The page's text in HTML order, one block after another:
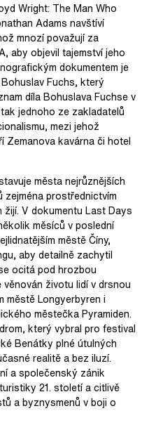
Wright: The Man Who
Adams navštíví
mnozí považují za
aby objevil tajemství jeho
dokumentem je
Fuchs, který
díla Bohuslava Fuchse v
jednoho ze zakladatelů
mezi jehož
Zemanova kavárna či hotel
města nejrůznějších
zejména prostřednictvím
V dokumentu Last Days
měsíců v poslední
městě Číny,
aby detailně zachytil
ocitá pod hrozbou
životu lidí v drsnou
městě Longyerbyren i
městečka Pyramiden.
který vybral pro festival
Benátky plné útulných
realitě a bez iluzí.
a společenský zánik
21. století a citlivě
a byznysmenů v boji o